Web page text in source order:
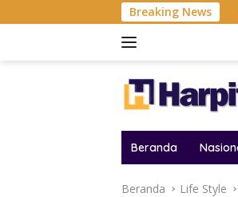
ke
Breaking News
Telegram
Beranda
Beranda Life Style